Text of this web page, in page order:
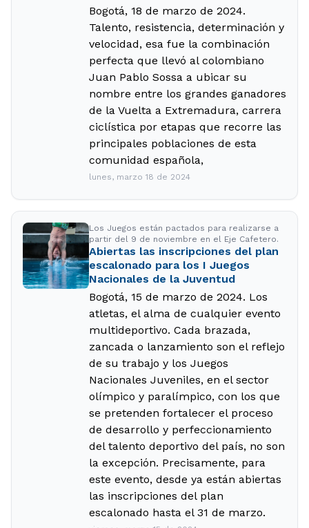
Bogotá, 18 de marzo de 2024.
Talento, resistencia, determinación y
velocidad, esa fue la combinación
perfecta que llevó al colombiano
Juan Pablo Sossa a ubicar su
nombre entre los grandes ganadores
de la Vuelta a Extremadura, carrera
ciclística por etapas que recorre las
principales poblaciones de esta
comunidad española,
lunes, marzo 18 de 2024
Los Juegos están pactados para realizarse a
partir del 9 de noviembre en el Eje Cafetero.
Abiertas las inscripciones del plan
escalonado para los I Juegos
Nacionales de la Juventud
Bogotá, 15 de marzo de 2024. Los
atletas, el alma de cualquier evento
multideportivo. Cada brazada,
zancada o lanzamiento son el reflejo
de su trabajo y los Juegos
Nacionales Juveniles, en el sector
olímpico y paralímpico, con los que
se pretenden fortalecer el proceso
de desarrollo y perfeccionamiento
del talento deportivo del país, no son
la excepción. Precisamente, para
este evento, desde ya están abiertas
las inscripciones del plan
escalonado hasta el 31 de marzo.